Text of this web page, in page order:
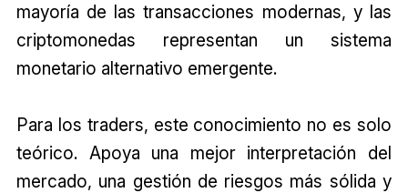
mayoría de las transacciones modernas, y las
criptomonedas representan un sistema
monetario alternativo emergente.
Para los traders, este conocimiento no es solo
teórico. Apoya una mejor interpretación del
mercado, una gestión de riesgos más sólida y